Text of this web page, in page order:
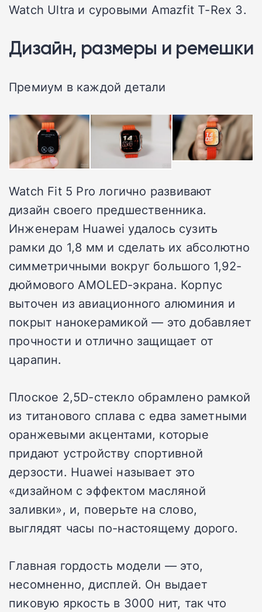
Watch Ultra и суровыми Amazfit T-Rex 3.
Дизайн, размеры и ремешки
Премиум в каждой детали
Watch Fit 5 Pro логично развивают
дизайн своего предшественника.
Инженерам Huawei удалось сузить
рамки до 1,8 мм и сделать их абсолютно
симметричными вокруг большого 1,92-
дюймового AMOLED-экрана. Корпус
выточен из авиационного алюминия и
покрыт нанокерамикой — это добавляет
прочности и отлично защищает от
царапин.
Плоское 2,5D-стекло обрамлено рамкой
из титанового сплава с едва заметными
оранжевыми акцентами, которые
придают устройству спортивной
дерзости. Huawei называет это
«дизайном с эффектом масляной
заливки», и, поверьте на слово,
выглядят часы по-настоящему дорого.
Главная гордость модели — это,
несомненно, дисплей. Он выдает
пиковую яркость в 3000 нит, так что